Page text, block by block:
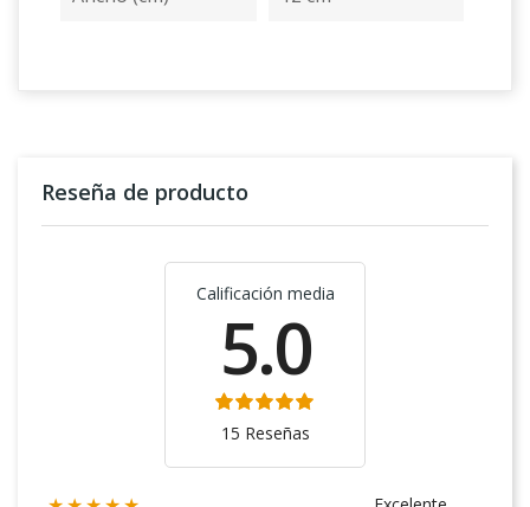
Reseña de producto
Calificación media
5.0
15 Reseñas